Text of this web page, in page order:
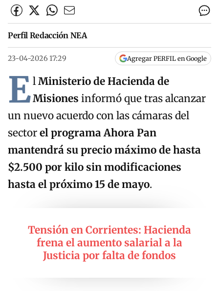
Perfil Redacción NEA
23-04-2026 17:29 Agregar PERFIL en Google
ElMinisterio de Hacienda de
Misiones informó que tras alcanzar
un nuevo acuerdo con las cámaras del
sectorel programa Ahora Pan
mantendrá su precio máximo de hasta
$2.500 por kilo sin modificaciones
hasta el próximo 15 de mayo.
Tensión en Corrientes: Hacienda
frena el aumento salarial a la
Justicia por falta de fondos